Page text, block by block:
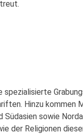
spezialisierte
Hinzu kommen
sowie
der Religionen